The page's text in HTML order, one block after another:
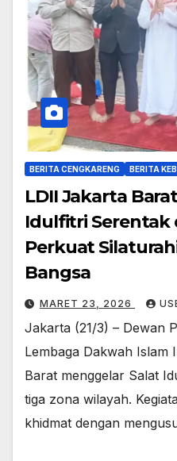
BERITA CENGKARENG BERITA
LDII Jakarta
Idulfitri Serentak
Perkuat
Bangsa
MARET 23, 2026
Jakarta (21/3) – Dewan
Lembaga Dakwah Islam
Barat menggelar Salat
tiga zona wilayah.
khidmat dengan